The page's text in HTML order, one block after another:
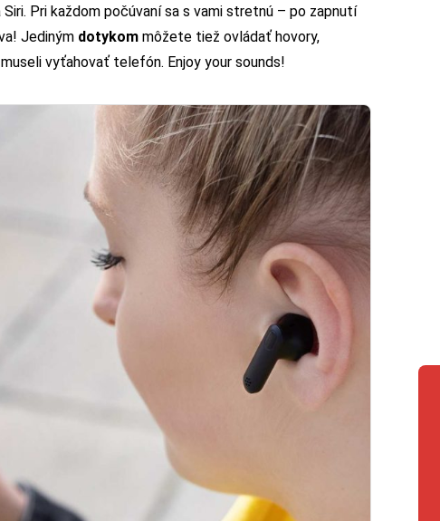
Pri každom počúvaní sa s vami stretnú – po zapnutí
Jediným dotykom môžete tiež ovládať hovory,
vyťahovať telefón. Enjoy your sounds!